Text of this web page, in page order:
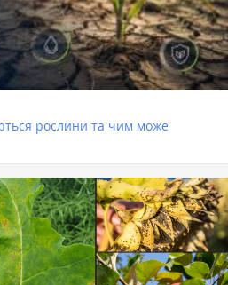
рослини та чим може